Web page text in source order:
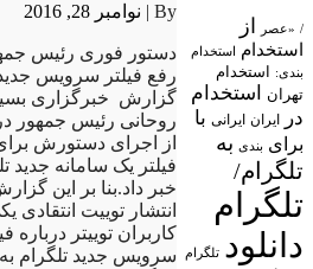
/ «عصر از
استخدام استخدام
بندی: استخدام
تهران
استخدام
در
ایران ایرانی با
برای بندی به
تلگرام/
تلگرام
دانلود تلگرام
By | نوامبر 28, 2016
دستور فوری رئیس
رفع فیلتر سرویس
گزارش خبرگزاری
روحانی رئیس جمهور در
از اجرای دستورش
فیلتر یک سامانه جدید
خبر داد.بنا بر این
انتشار توییت انتقادی
کاربران توییتر درباره
سرویس جدید تلگرام به